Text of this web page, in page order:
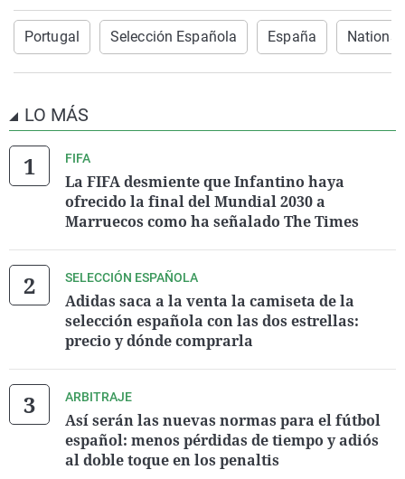
Portugal Selección Española España Nations
LO MÁS
FIFA
La FIFA desmiente que Infantino haya
ofrecido la final del Mundial 2030 a
Marruecos como ha señalado The Times
SELECCIÓN ESPAÑOLA
Adidas saca a la venta la camiseta de la
selección española con las dos estrellas:
precio y dónde comprarla
ARBITRAJE
Así serán las nuevas normas para el fútbol
español: menos pérdidas de tiempo y adiós
al doble toque en los penaltis